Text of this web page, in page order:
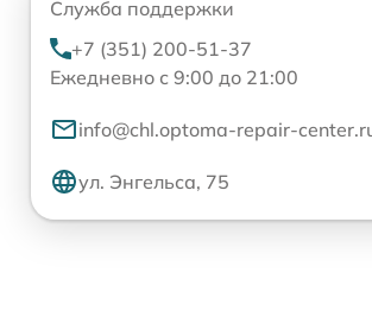
Служба поддержки
+7 (351) 200-51-37
Ежедневно с 9:00 до 21:00
info@chl.optoma-repair-
ул. Энгельса, 75